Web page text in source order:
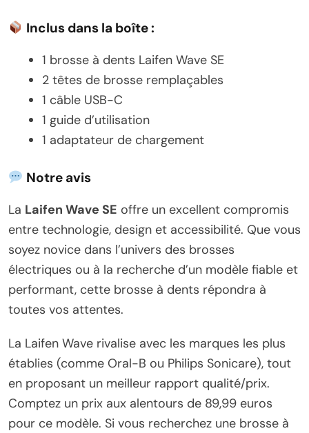
Inclus dans la boîte :
1 brosse à dents Laifen Wave SE
2 têtes de brosse remplaçables
1 câble USB-C
1 guide d’utilisation
1 adaptateur de chargement
Notre avis
La Laifen Wave SE offre un excellent compromis
entre technologie, design et accessibilité. Que vous
soyez novice dans l’univers des brosses
électriques ou à la recherche d’un modèle fiable et
performant, cette brosse à dents répondra à
toutes vos attentes.
La Laifen Wave rivalise avec les marques les plus
établies (comme Oral-B ou Philips Sonicare), tout
en proposant un meilleur rapport qualité/prix.
Comptez un prix aux alentours de 89,99 euros
pour ce modèle. Si vous recherchez une brosse à